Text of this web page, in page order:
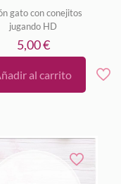
con
5.00
de 5
gato con conejitos
jugando HD
5,00€
al carrito